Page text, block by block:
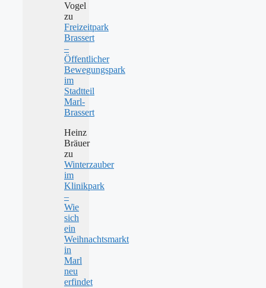
Vogel
zu
Freizeitpark
Brassert
–
Öffentlicher
Bewegungspark
im
Stadtteil
Marl-
Brassert
Heinz
Bräuer
zu
Winterzauber
im
Klinikpark
–
Wie
sich
ein
Weihnachtsmarkt
in
Marl
neu
erfindet